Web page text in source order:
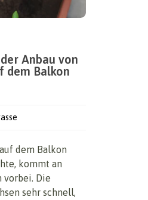
Anbau von
dem Balkon
dem Balkon
kommt an
vorbei. Die
sehr schnell,